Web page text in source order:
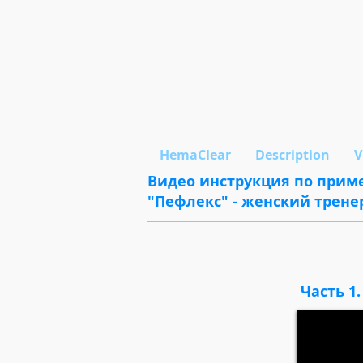
HemaClear Description
Видео инструкция по
"Пефлекс" - женский
Часть 1.